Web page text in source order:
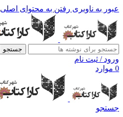
عبور به ناوبری رفتن به محتوای اصلی
جستجو
ورود / ثبت نام
0 موارد
جستجو